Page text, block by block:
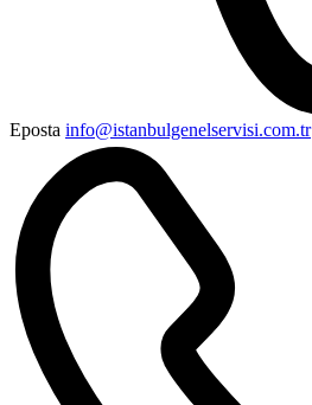
Eposta info@istanbulgenelservisi.com.tr